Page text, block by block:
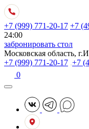
+7 (999) 771-20-17 +7
24:00
забронировать стол
Московская область,
+7 (999) 771-20-17 ,+7
0